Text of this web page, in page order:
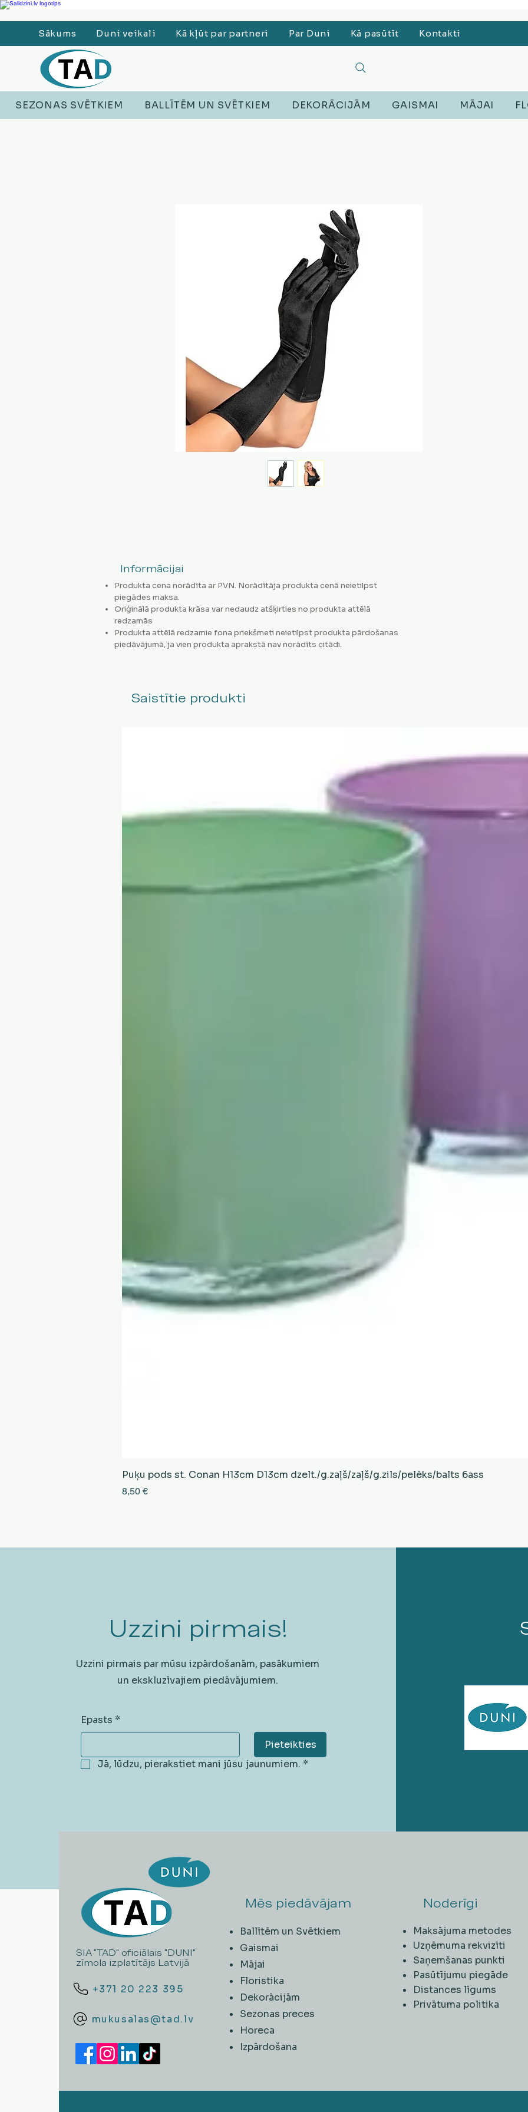
Ledusskapji, Sadzīves tehnika, Smaržas, Operatīvā atmiņa, Putekļu sūcēji, Lego, Austiņas
Sākums Duni veikali Kā kļūt par partneri Par Duni Kā pasūtīt Kontakti
SEZONAS SVĒTKIEM BALLĪTĒM UN SVĒTKIEM DEKORĀCIJĀM GAISMAI MĀJAI
Informācijai
Produkta cena norādīta ar PVN. Norādītāja produkta cenā neietilpst
piegādes maksa.
Oriģinālā produkta krāsa var nedaudz atšķirties no produkta attēlā
redzamās
Produkta attēlā redzamie fona priekšmeti neietilpst produkta pārdošanas
piedāvājumā, ja vien produkta aprakstā nav norādīts citādi.
Saistītie produkti
Ātrais skats
Puķu pods st. Conan H13cm D13cm dzelt./g.zaļš/zaļš/g.zils/pelēks/balts 6ass
Cena
8,50 €
Uzzini pirmais!
Uzzini pirmais par mūsu izpārdošanām, pasākumiem
un ekskluzīvajiem piedāvājumiem.
Epasts *
Pieteikties
Jā, lūdzu, pierakstiet mani jūsu jaunumiem. *
SIA "TAD" oficiālais "DUNI"
zīmola izplatītājs Latvijā
+371 20 223 395
mukusalas@tad.lv
Mēs piedāvājam
Ballītēm un Svētkiem
Gaismai
Mājai
Floristika
Dekorācijām
Sezonas preces
Horeca
​Izpārdošana
Noderīgi
Maksājuma metodes
Uzņēmuma rekvizīti
Saņemšanas punkti
Pasūtījumu piegāde
Distances līgums
Privātuma politika